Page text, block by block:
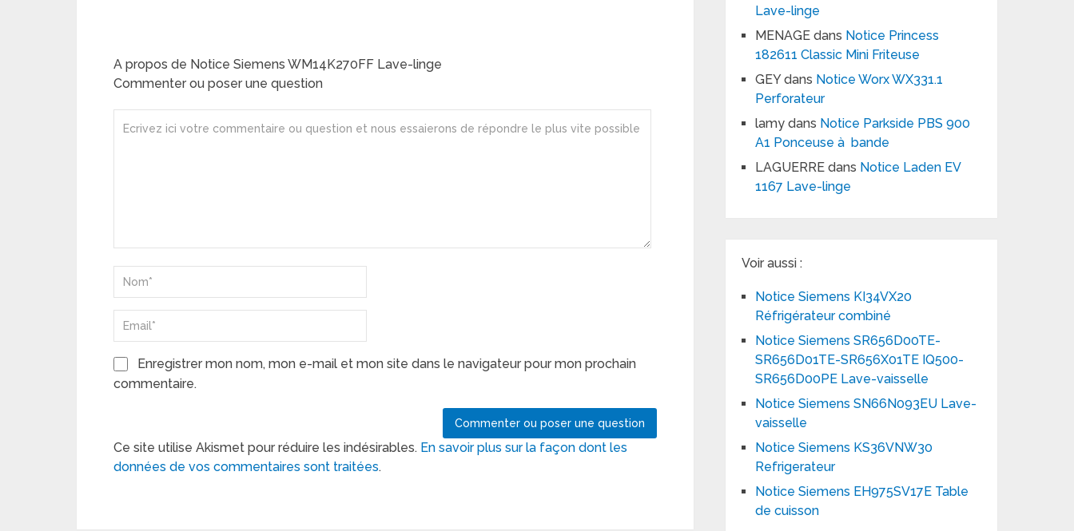
A propos de Notice Siemens WM14K270FF Lave-linge
Commenter ou poser une question
Enregistrer mon nom, mon e-mail et mon site dans le navigateur pour mon prochain
commentaire.
Ce site utilise Akismet pour réduire les indésirables. En savoir plus sur la façon dont les
données de vos commentaires sont traitées.
Lave-linge
MENAGE dans Notice Princess
182611 Classic Mini Friteuse
GEYdans Notice Worx WX331.1
Perforateur
lamy dans Notice Parkside PBS 900
A1 Ponceuse à bande
LAGUERRE dans Notice Laden EV
1167 Lave-linge
Voir aussi :
Notice Siemens KI34VX20
Réfrigérateur combiné
Notice Siemens SR656D00TE-
SR656D01TE-SR656X01TE IQ500-
SR656D00PE Lave-vaisselle
Notice Siemens SN66N093EU Lave-
vaisselle
Notice Siemens KS36VNW30
Refrigerateur
Notice Siemens EH975SV17E Table
de cuisson